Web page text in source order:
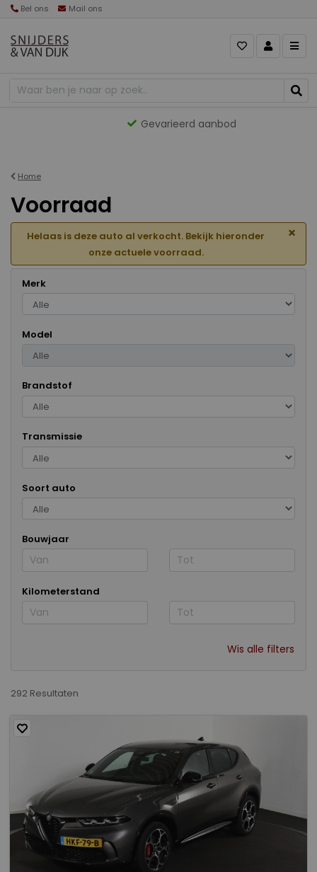
Bel ons Mail ons
Gevarieerd aanbod
Home
Voorraad
Helaas is deze auto al verkocht. Bekijk hieronder
onze actuele voorraad.
×
Merk
Model
Brandstof
Transmissie
Soort auto
Bouwjaar
Kilometerstand
Wis alle filters
292 Resultaten